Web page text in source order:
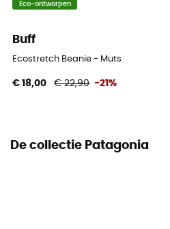
Eco-ontworpen
Buff
Ecostretch Beanie - Muts
€ 18,00 € 22,90 -21%
De collectie Patagonia